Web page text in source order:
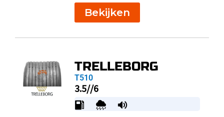
Bekijken
TRELLEBORG
T510
3.5//6